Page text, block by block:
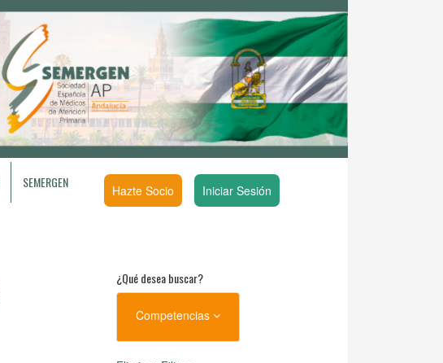
SEMERGEN Hazte Socio Iniciar Sesión
¿Qué desea buscar?
Competencias